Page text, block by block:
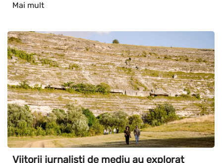
Mai mult
Viitorii jurnaliști de mediu au explorat